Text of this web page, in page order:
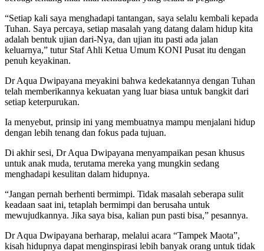
“Setiap kali saya menghadapi tantangan, saya selalu kembali kepada
Tuhan. Saya percaya, setiap masalah yang datang dalam hidup kita
adalah bentuk ujian dari-Nya, dan ujian itu pasti ada jalan
keluarnya,” tutur Staf Ahli Ketua Umum KONI Pusat itu dengan
penuh keyakinan.
Dr Aqua Dwipayana meyakini bahwa kedekatannya dengan Tuhan
telah memberikannya kekuatan yang luar biasa untuk bangkit dari
setiap keterpurukan.
Ia menyebut, prinsip ini yang membuatnya mampu menjalani hidup
dengan lebih tenang dan fokus pada tujuan.
Di akhir sesi, Dr Aqua Dwipayana menyampaikan pesan khusus
untuk anak muda, terutama mereka yang mungkin sedang
menghadapi kesulitan dalam hidupnya.
“Jangan pernah berhenti bermimpi. Tidak masalah seberapa sulit
keadaan saat ini, tetaplah bermimpi dan berusaha untuk
mewujudkannya. Jika saya bisa, kalian pun pasti bisa,” pesannya.
Dr Aqua Dwipayana berharap, melalui acara “Tampek Maota”,
kisah hidupnya dapat menginspirasi lebih banyak orang untuk tidak